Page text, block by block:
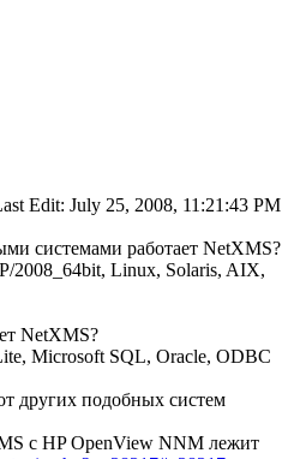
Edit: July 25, 2008, 11:21:43 PM
системами работает NetXMS?
2008_64bit, Linux, Solaris, AIX,
NetXMS?
Microsoft SQL, Oracle, ODBC
других подобных систем
с HP OpenView NNM лежит